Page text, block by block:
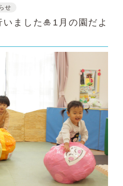
せ
ました🎍1月の園だよ